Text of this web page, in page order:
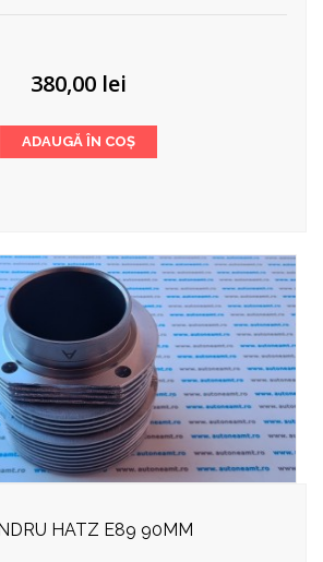
380,00 lei
ADAUGĂ ÎN COȘ
HATZ E89 90MM